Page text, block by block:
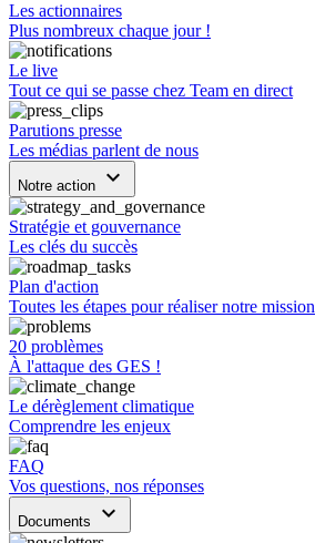
Les actionnaires
Plus nombreux chaque jour !
Le live
Tout ce qui se passe chez Team en direct
Parutions presse
Les médias parlent de nous
Notre action keyboard_arrow_down
Stratégie et gouvernance
Les clés du succès
Plan d'action
Toutes les étapes pour réaliser notre mission
20 problèmes
À l'attaque des GES !
Le dérèglement climatique
Comprendre les enjeux
FAQ
Vos questions, nos réponses
Documents keyboard_arrow_down